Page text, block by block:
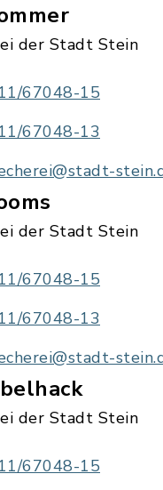
der Stadt Stein
67048-15
67048-13
der Stadt Stein
67048-15
67048-13
der Stadt Stein
67048-15